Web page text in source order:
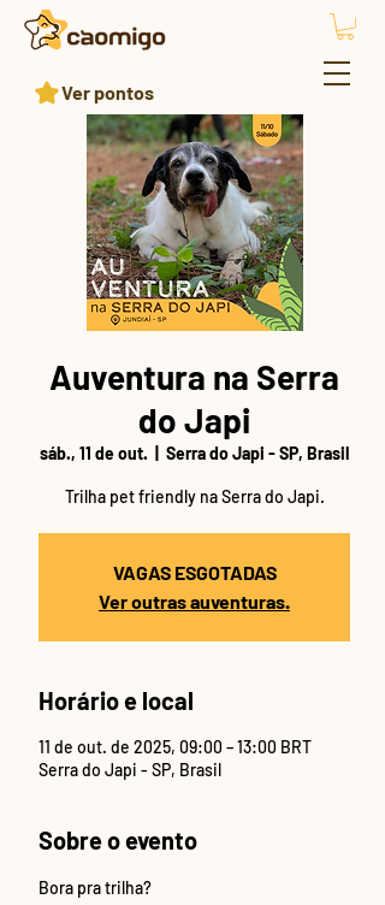
Ver pontos
Auventura na Serra
do Japi
sáb., 11 de out. Serra do Japi - SP, Brasil
Trilha pet friendly na Serra do Japi.
VAGAS ESGOTADAS
Ver outras auventuras.
Horário e local
11 de out. de 2025, 09:00 – 13:00 BRT
Serra do Japi - SP, Brasil
Sobre o evento
Bora pra trilha?